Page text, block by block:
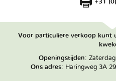
+31
Voor particuliere verkoop kunt
Openingstijden:
Ons adres: Haringweg 3A